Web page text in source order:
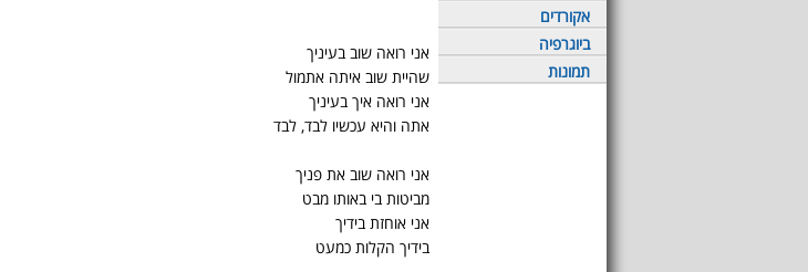
אקורדים
ביוגרפיה
תמונות
אני רואה שוב בעיניך
שהיית שוב איתה אתמול
אני רואה איך בעיניך
אתה והיא עכשיו לבד, לבד
אני רואה שוב את פניך
מביטות בי באותו מבט
אני אוחזת בידיך
בידיך הקלות כמעט